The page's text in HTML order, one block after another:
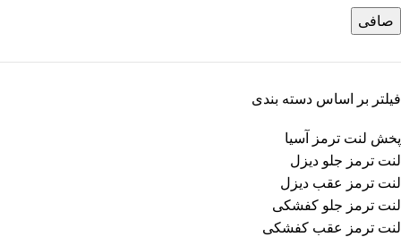
صافی
فیلتر بر اساس دسته بندی
پخش لنت ترمز آسیا
لنت ترمز جلو دیزل
لنت ترمز عقب دیزل
لنت ترمز جلو کفشکی
لنت ترمز عقب کفشکی